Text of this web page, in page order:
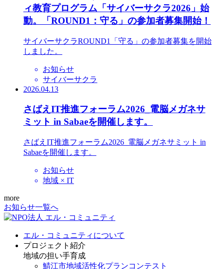
ィ教育プログラム「サイバーサクラ2026」始
動。「ROUND1：守る」の参加者募集開始！
サイバーサクラROUND1「守る」の参加者募集を開始
しました。
お知らせ
サイバーサクラ
2026.04.13
さばえIT推進フォーラム2026_電脳メガネサ
ミット in Sabaeを開催します。
さばえIT推進フォーラム2026_電脳メガネサミット in
Sabaeを開催します。
お知らせ
地域 × IT
more
お知らせ一覧へ
エル・コミュニティについて
プロジェクト紹介
地域の担い手育成
鯖江市地域活性化プランコンテスト